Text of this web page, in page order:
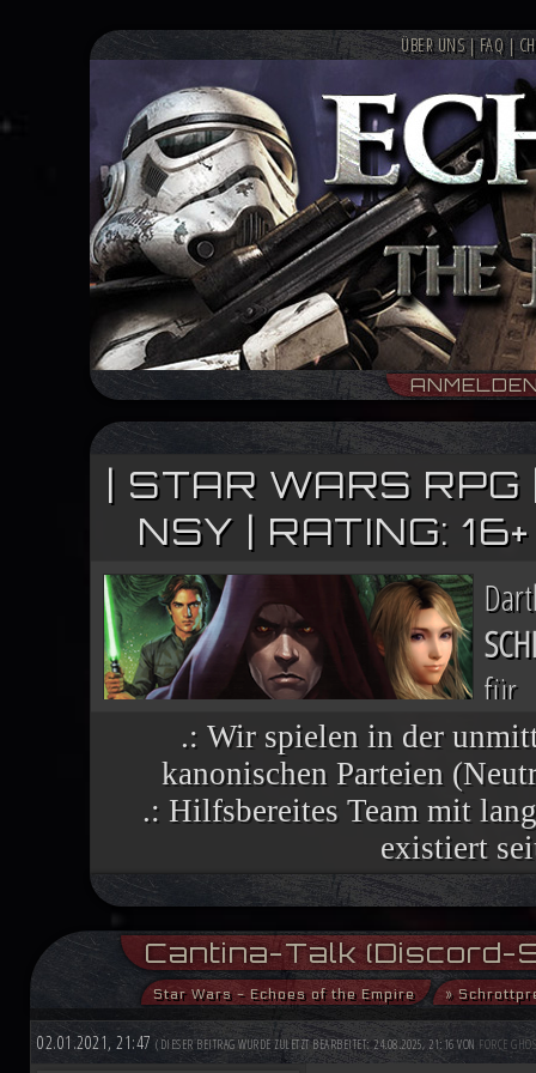
ÜBER UNS| FAQ|
| STAR WARS
NSY | RATING:
für
finsteren Helfers verbreiten sich
vielen Welten, die einst dem
Im Lichte ihres Sieges ruft die
aufständische Welten nutzen die
Demokratiebewegung an. Während
.: Wir spielen in der
kanonischen Parteien
.: Hilfsbereites Team mit
existiert
Cantina-Talk (Discord-
Star Wars - Echoes of the Empire »
02.01.2021, 21:47 (DIESER BEITRAG WURDE ZULETZT BEARBEITET: 24.08.2025, 21:16 VON FORCE